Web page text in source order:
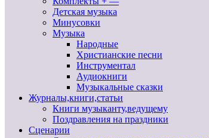
Детская музыка
Минусовки
Музыка
Народные
Христианские песни
Инструментал
Аудиокниги
Музыкальные сказки
Журналы,книги,статьи
Книги музыканту,ведущему
Поздравления на праздники
Сценарии